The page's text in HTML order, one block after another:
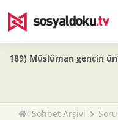
189) Müslüman gencin
Sohbet Arşivi